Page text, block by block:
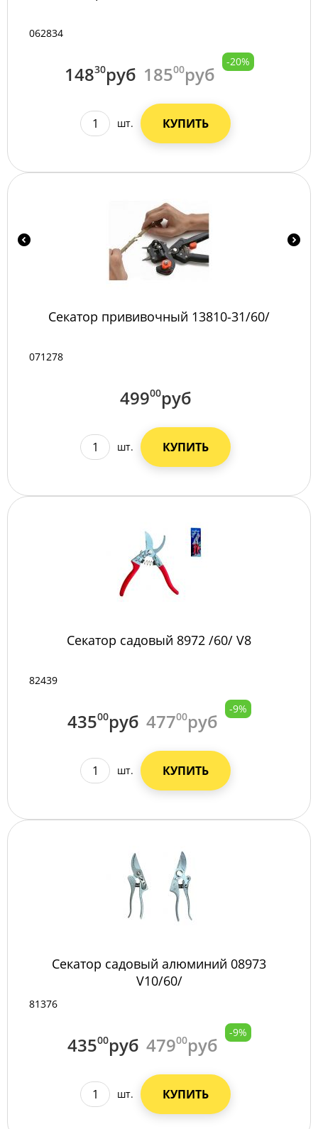
062834
14830руб 18500руб
-20%
шт. КУПИТЬ
Секатор прививочный 13810-31/60/
071278
49900руб
шт. КУПИТЬ
Секатор садовый 8972 /60/ V8
82439
43500руб 47700руб
-9%
шт. КУПИТЬ
Секатор садовый алюминий 08973
V10/60/
81376
43500руб 47900руб
-9%
шт. КУПИТЬ